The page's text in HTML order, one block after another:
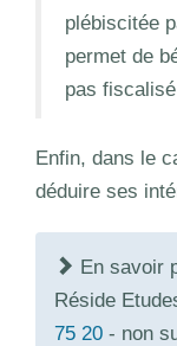
plébiscitée
permet de
pas fiscalisé
Enfin, dans le
déduire ses
En savoir
Réside
75 20 - non